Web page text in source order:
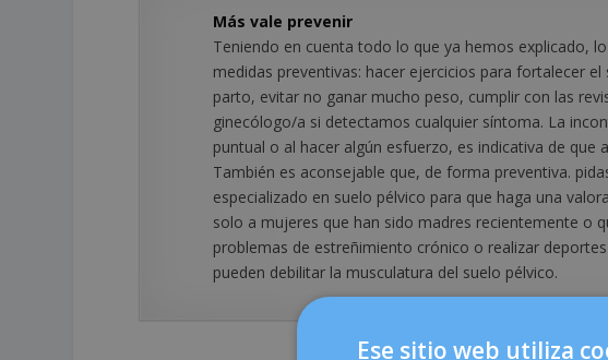
Más vale prevenir
Teniendo en cuenta todo lo que ya hemos explicado,
medidas preventivas: hacer ejercicios para fortalecer
parto, evitar no ganar mucho peso, cumplir con las
ginecólogo/a si detectamos cualquier síntoma. La
puntual o al hacer algún esfuerzo, es indicativa de que
También es aconsejable que, de forma preventiva.
especializado en suelo pélvico para que haga una
solo a mujeres que han sido madres recientemente o
problemas de estreñimiento crónico o realizar
pueden debilitar la musculatura del suelo pélvico.
Ese sitio web utiliza